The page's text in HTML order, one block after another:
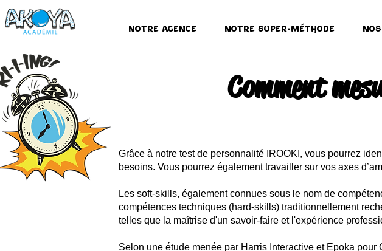
Notre Agence Notre Super-Méthode
Comment
Grâce à notre test de personnalité IROOKI, vous pourrez
besoins. Vous pourrez également travailler sur vos axes
Les soft-skills, également connues sous le nom de
compétences techniques (hard-skills) traditionnellement
telles que la maîtrise d'un savoir-faire et l'expérience
Selon une étude menée par Harris Interactive et Epoka